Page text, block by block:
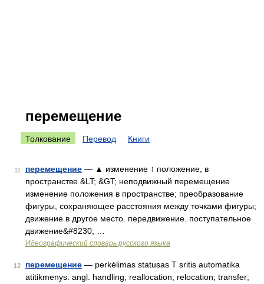
перемещение
Толкование Перевод Книги
11 перемещение — ▲ изменение ↑ положение, в
пространстве &LT; &GT; неподвижный перемещение
изменение положения в пространстве; преобразование
фигуры, сохраняющее расстояния между точками фигуры;
движение в другое место. передвижение. поступательное
движение&#8230; …
Идеографический словарь русского языка
12 перемещение — perkėlimas statusas T sritis automatika
atitikmenys: angl. handling; reallocation; relocation; transfer;